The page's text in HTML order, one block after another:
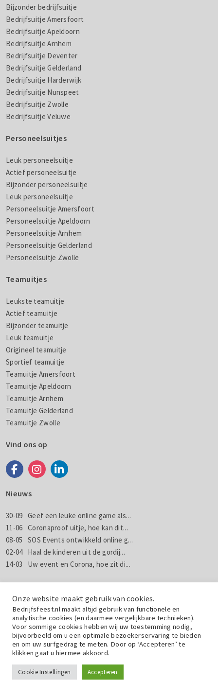
Vraag een gratis offerte aan!
Bijzonder bedrijfsuitje
Bedrijfsuitje Amersfoort
Bedrijfsuitje Apeldoorn
Bedrijfsuitje Arnhem
Bedrijfsuitje Deventer
Bedrijfsuitje Gelderland
Bedrijfsuitje Harderwijk
Bedrijfsuitje Nunspeet
Bedrijfsuitje Zwolle
Bedrijfsuitje Veluwe
Personeelsuitjes
Leuk personeelsuitje
Actief personeelsuitje
Bijzonder personeelsuitje
Leuk personeelsuitje
Personeelsuitje Amersfoort
Personeelsuitje Apeldoorn
Personeelsuitje Arnhem
Personeelsuitje Gelderland
Personeelsuitje Zwolle
Teamuitjes
Leukste teamuitje
Actief teamuitje
Bijzonder teamuitje
Leuk teamuitje
Origineel teamuitje
Sportief teamuitje
Teamuitje Amersfoort
Teamuitje Apeldoorn
Teamuitje Arnhem
Teamuitje Gelderland
Teamuitje Zwolle
Vind ons op
Nieuws
30-09 Geef een leuke online game als...
11-06 Coronaproof uitje, hoe kan dit...
08-05
SOS Events ontwikkeld online g...
02-04
Haal de kinderen uit de gordij...
14-03
Uw event en Corona, hoe zit di...
Wil jij weten wat wij doen met jouw gegevens? Lees dan de
privacyverklaring.
Onze website maakt gebruik van cookies.
Bedrijfsfeest.nl maakt altijd gebruik van functionele en
analytische cookies (en daarmee vergelijkbare technieken).
Voor sommige cookies hebben wij uw toestemming nodig,
bijvoorbeeld om u een optimale bezoekerservaring te bieden
en om uw surfgedrag te meten. Door op ‘Accepteren’ te
klikken gaat u hiermee akkoord.
Cookie Instellingen Accepteren